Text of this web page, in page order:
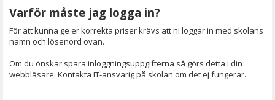
Varför måste jag logga in?
För att kunna ge er korrekta priser krävs att ni loggar in med skolans
namn och lösenord ovan.
Om du önskar spara inloggningsuppgifterna så görs detta i din
webbläsare. Kontakta IT-ansvarig på skolan om det ej fungerar.